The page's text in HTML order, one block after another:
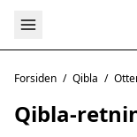
Forsiden / Qibla /
Qibla-